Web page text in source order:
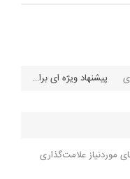
پیشنهاد ویژه ای برای علاقه مندان به کسب و کار قمار و مشارکت در فروش
موردنیاز علامت‌گذاری